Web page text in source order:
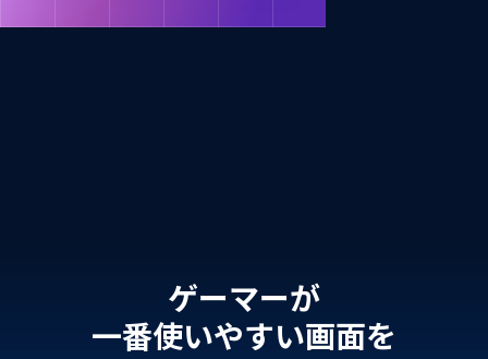
ゲーマーが
一番使いやすい画面を